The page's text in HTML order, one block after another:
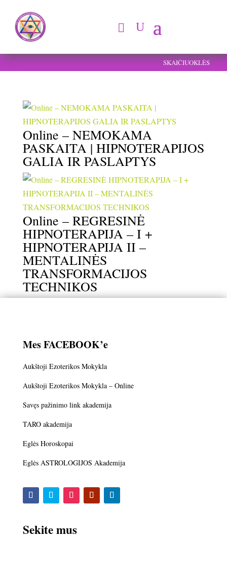
SKAIČIUOKLĖS
Online – NEMOKAMA
PASKAITA | HIPNOTERAPIJOS
GALIA IR PASLAPTYS
Online – REGRESINĖ
HIPNOTERAPIJA – I +
HIPNOTERAPIJA II –
MENTALINĖS
TRANSFORMACIJOS
TECHNIKOS
Mes FACEBOOK’e
Aukštoji Ezoterikos Mokykla
Aukštoji Ezoterikos Mokykla – Online
Savęs pažinimo link akademija
TARO akademija
Eglės Horoskopai
Eglės ASTROLOGIJOS Akademija
Sekite mus